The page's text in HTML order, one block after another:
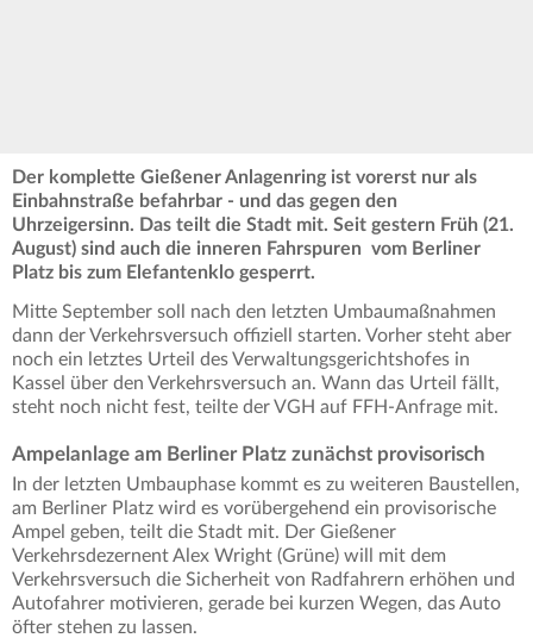
Der komplette Gießener Anlagenring ist vorerst nur als
Einbahnstraße befahrbar - und das gegen den
Uhrzeigersinn. Das teilt die Stadt mit. Seit gestern Früh (21.
August) sind auch die inneren Fahrspuren vom Berliner
Platz bis zum Elefantenklo gesperrt.
Mitte September soll nach den letzten Umbaumaßnahmen
dann der Verkehrsversuch offiziell starten. Vorher steht aber
noch ein letztes Urteil des Verwaltungsgerichtshofes in
Kassel über den Verkehrsversuch an. Wann das Urteil fällt,
steht noch nicht fest, teilte der VGH auf FFH-Anfrage mit.
Ampelanlage am Berliner Platz zunächst provisorisch
In der letzten Umbauphase kommt es zu weiteren Baustellen,
am Berliner Platz wird es vorübergehend ein provisorische
Ampel geben, teilt die Stadt mit. Der Gießener
Verkehrsdezernent Alex Wright (Grüne) will mit dem
Verkehrsversuch die Sicherheit von Radfahrern erhöhen und
Autofahrer motivieren, gerade bei kurzen Wegen, das Auto
öfter stehen zu lassen.